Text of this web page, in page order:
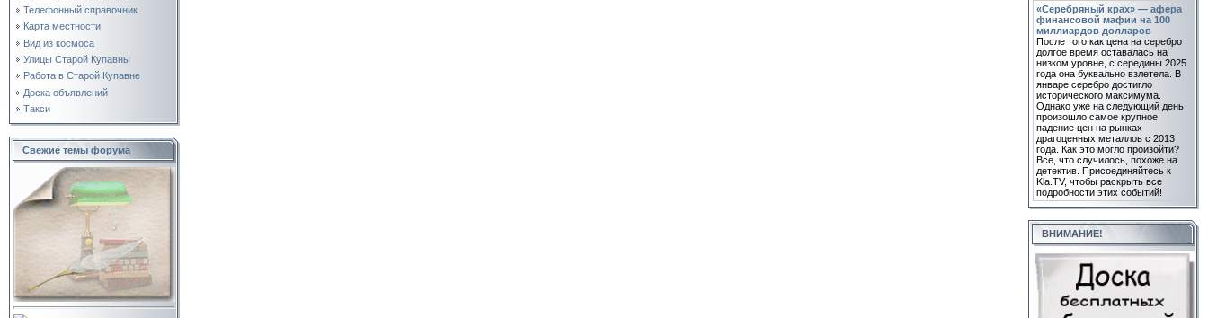
Телефонный справочник
Карта местности
Вид из космоса
Улицы Старой Купавны
Работа в Старой Купавне
Доска объявлений
Такси
Свежие темы форума
«Серебряный крах» — афера
финансовой мафии на 100
миллиардов долларов
После того как цена на серебро
долгое время оставалась на
низком уровне, с середины 2025
года она буквально взлетела. В
январе серебро достигло
исторического максимума.
Однако уже на следующий день
произошло самое крупное
падение цен на рынках
драгоценных металлов с 2013
года. Как это могло произойти?
Все, что случилось, похоже на
детектив. Присоединяйтесь к
Kla.TV, чтобы раскрыть все
подробности этих событий!
ВНИМАНИЕ!